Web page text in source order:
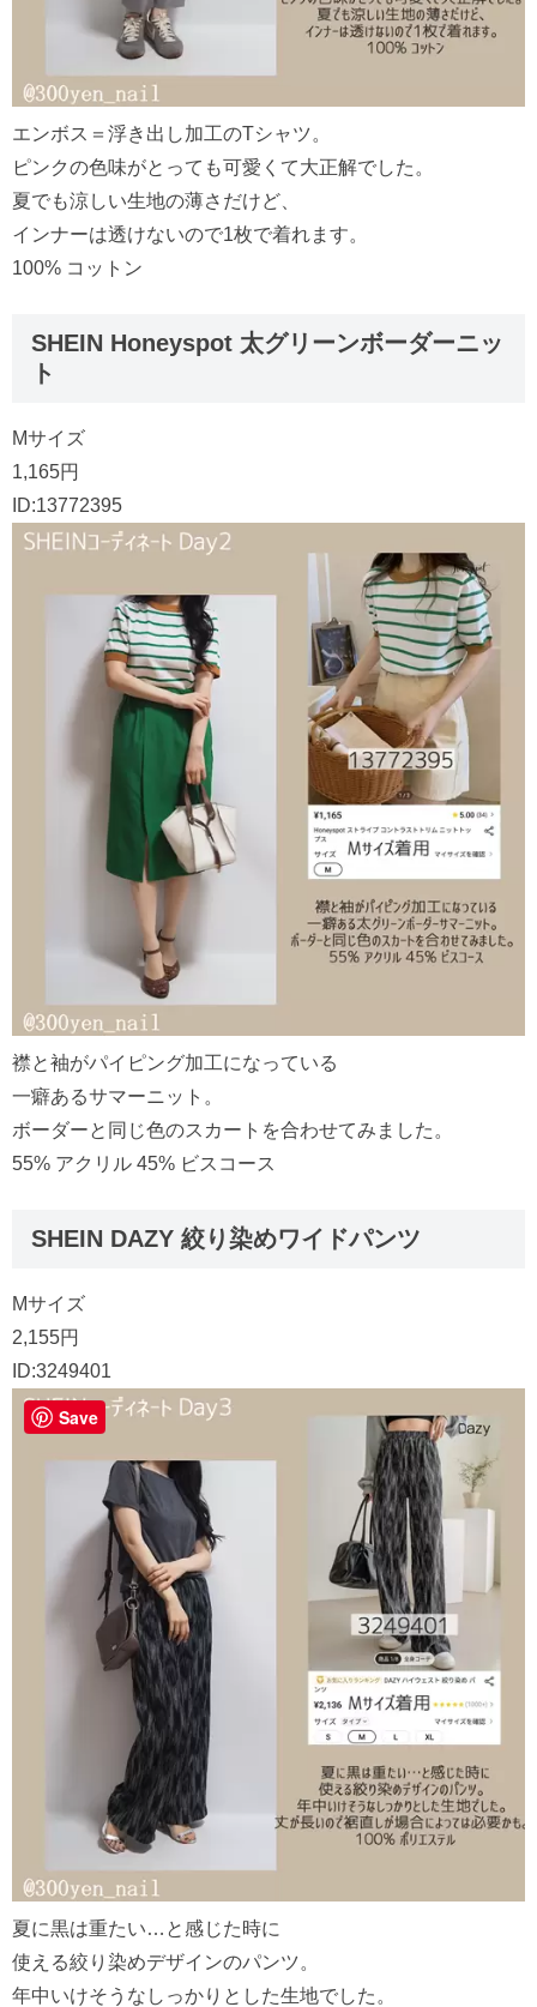
エンボス＝浮き出し加工のTシャツ。
ピンクの色味がとっても可愛くて大正解でした。
夏でも涼しい生地の薄さだけど、
インナーは透けないので1枚で着れます。
100% コットン
SHEIN Honeyspot 太グリーンボーダーニッ
ト
Mサイズ
1,165円
ID:13772395
襟と袖がパイピング加工になっている
一癖あるサマーニット。
ボーダーと同じ色のスカートを合わせてみました。
55% アクリル 45% ビスコース
SHEIN DAZY 絞り染めワイドパンツ
Mサイズ
2,155円
ID:3249401
夏に黒は重たい…と感じた時に
使える絞り染めデザインのパンツ。
年中いけそうなしっかりとした生地でした。
Save